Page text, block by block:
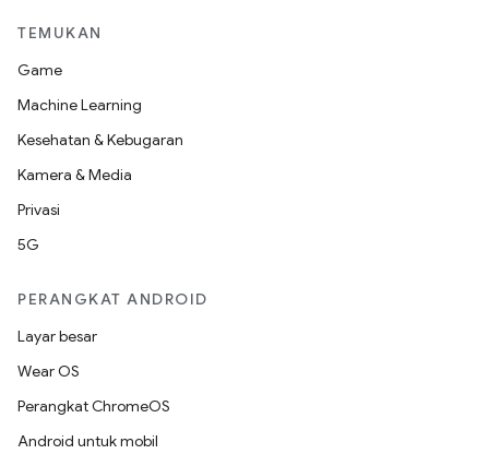
TEMUKAN
Game
Machine Learning
Kesehatan & Kebugaran
Kamera & Media
Privasi
5G
PERANGKAT ANDROID
Layar besar
Wear OS
Perangkat ChromeOS
Android untuk mobil